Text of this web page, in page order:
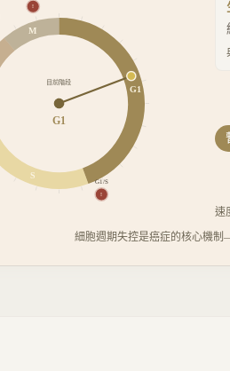
G1
S
M
!
G1/S
!
目前階段
G1
速
細胞週期失控是癌症的核心機